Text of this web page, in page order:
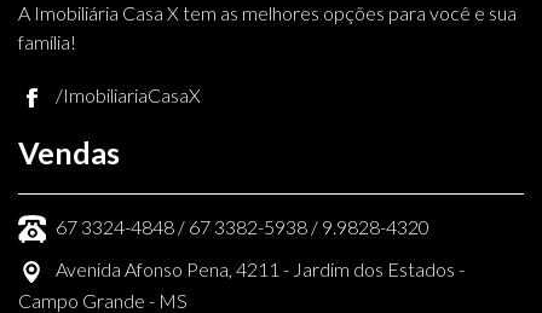
A Imobiliária Casa X tem as melhores opções para você e sua
família!
/ImobiliariaCasaX
Vendas
67 3324-4848 / 67 3382-5938 / 9.9828-4320
Avenida Afonso Pena, 4211 - Jardim dos Estados -
Campo Grande - MS